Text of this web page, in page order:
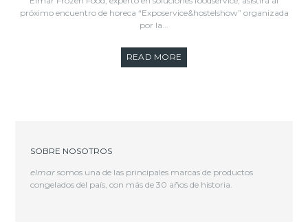
próximo encuentro de horeca “Exposervice&hostelshow” organizada
por la...
READ MORE
SOBRE NOSOTROS
elmar somos una de las principales marcas de productos
congelados del país, con más de 30 años de historia.